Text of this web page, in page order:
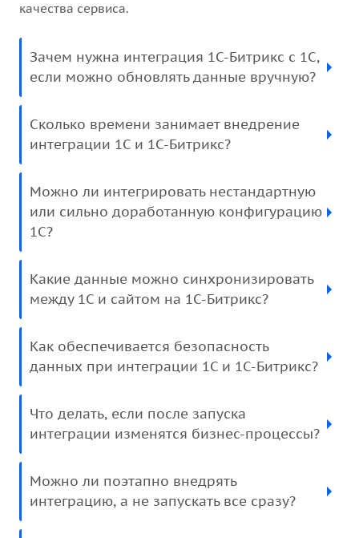
качества сервиса.
Зачем нужна интеграция 1С-Битрикс с 1С,
если можно обновлять данные вручную?
Сколько времени занимает внедрение
интеграции 1С и 1С-Битрикс?
Можно ли интегрировать нестандартную
или сильно доработанную конфигурацию
1С?
Какие данные можно синхронизировать
между 1С и сайтом на 1С-Битрикс?
Как обеспечивается безопасность
данных при интеграции 1С и 1С-Битрикс?
Что делать, если после запуска
интеграции изменятся бизнес-процессы?
Можно ли поэтапно внедрять
интеграцию, а не запускать все сразу?